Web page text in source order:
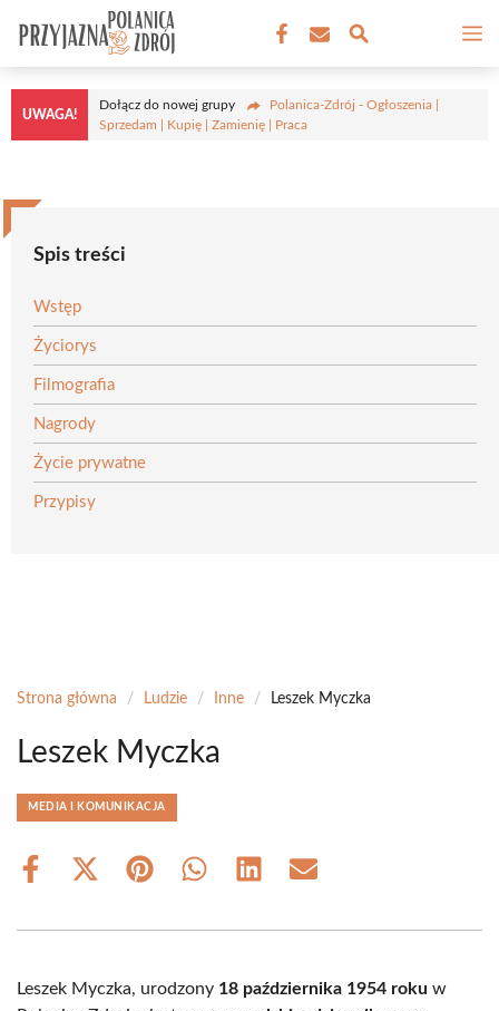
treści
UWAGA!
Dołącz do nowej grupy
Polanica-Zdrój - Ogłoszenia |
Sprzedam | Kupię | Zamienię | Praca
Spis treści
Wstęp
Życiorys
Filmografia
Nagrody
Życie prywatne
Przypisy
Strona główna / Ludzie / Inne / Leszek Myczka
Leszek Myczka
MEDIA I KOMUNIKACJA
Share
Share
(Twitter)
Share Share Share Share
Leszek Myczka, urodzony 18 października 1954 roku w